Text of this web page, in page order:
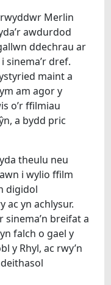
Merlin
awdurdod
ddechrau ar
dref.
maint a
am agor y
o’r ffilmiau
a bydd pric
theulu neu
i wylio ffilm
digidol
ac yn achlysur.
sinema’n breifat a
falch o gael y
y Rhyl, ac rwy’n